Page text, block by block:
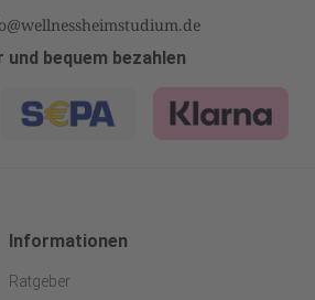
und bequem bezahlen
Informationen
Ratgeber